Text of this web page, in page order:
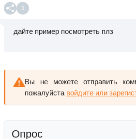
1
дайте пример посмотреть плз
Вы не можете отправить
пожалуйста войдите или
Опрос